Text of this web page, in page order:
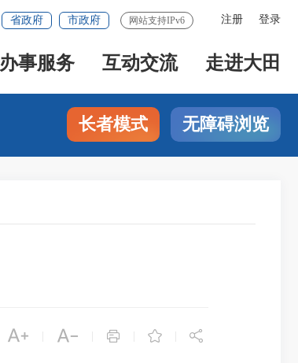
注册 登录
省政府 市政府 网站支持IPv6
办事服务 互动交流 走进大田
长者模式 无障碍浏览
    